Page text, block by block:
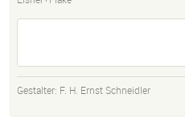
Gestalter: F. H. Ernst Schneidler